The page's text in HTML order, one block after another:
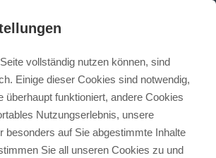
Unterschiede
vollständig nutzen können, sind
Einige dieser Cookies sind notwendig,
überhaupt funktioniert, andere Cookies
Nutzungserlebnis, unsere
besonders auf Sie abgestimmte Inhalte
Sie all unseren Cookies zu und